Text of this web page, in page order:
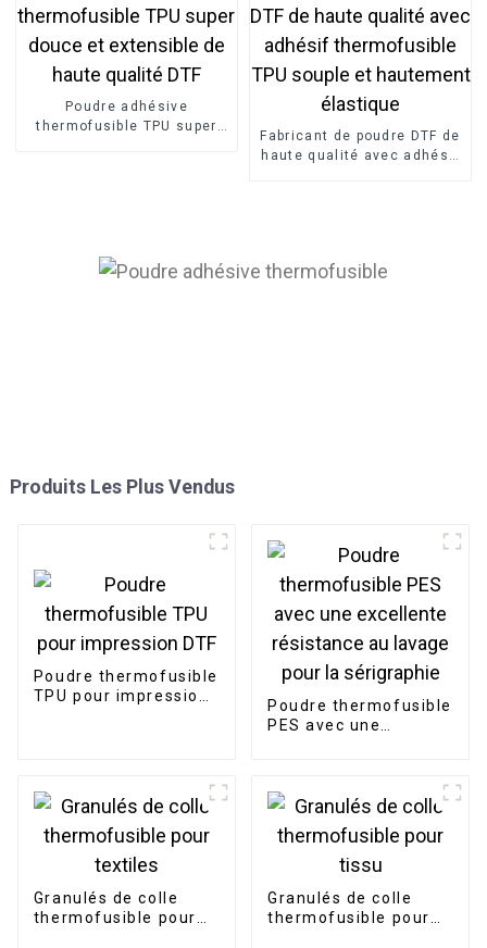
Poudre adhésive
thermofusible TPU super
Fabricant de poudre DTF de
haute qualité avec adhésif
Produits Les Plus Vendus
Poudre thermofusible
TPU pour impression
Poudre thermofusible
PES avec une
Granulés de colle
thermofusible pour
Granulés de colle
thermofusible pour